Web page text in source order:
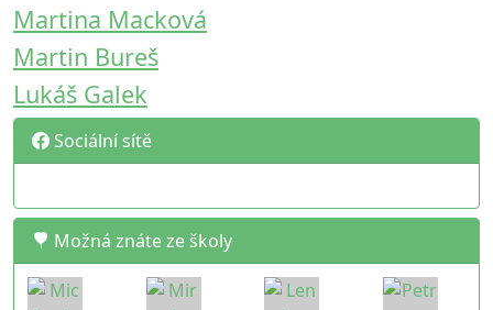
Martina Macková
Martin Bureš
Lukáš Galek
Sociální sítě
Možná znáte ze školy